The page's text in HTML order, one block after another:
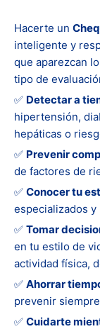
Hacerte un
inteligente y
que aparezcan
tipo de
✅ Detectar a
hipertensión,
hepáticas o
✅ Prevenir
de factores de
✅ Conocer tu
especializados
✅ Tomar
en tu estilo de
actividad física,
✅ Ahorrar
prevenir
✅ Cuidarte